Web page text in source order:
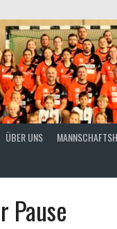
ÜBER UNS
Pause